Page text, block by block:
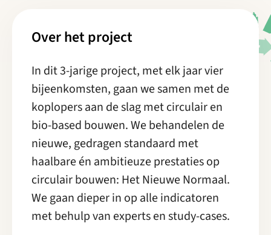
Over het project
In dit 3-jarige project, met elk jaar vier
bijeenkomsten, gaan we samen met de
koplopers aan de slag met circulair en
bio-based bouwen. We behandelen de
nieuwe, gedragen standaard met
haalbare én ambitieuze prestaties op
circulair bouwen: Het Nieuwe Normaal.
We gaan dieper in op alle indicatoren
met behulp van experts en study-cases.